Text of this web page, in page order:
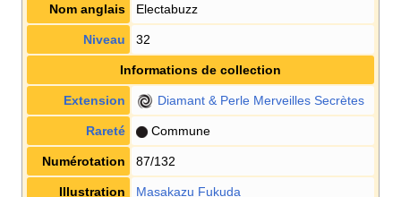
Nom anglais Electabuzz
Niveau 32
Informations de collection
Extension Diamant & Perle Merveilles Secrètes
Rareté Commune
Numérotation 87/132
Illustration Masakazu Fukuda